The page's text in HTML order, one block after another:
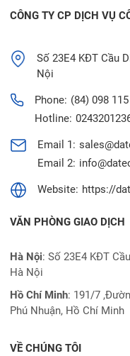
CÔNG TY CP DỊCH VỤ
Số 23E4 KĐT Cầu
Nội
Phone: (84) 098
Hotline:
Email 1:
Email 2:
Website: https://
VĂN PHÒNG GIAO DỊCH
Hà Nội: Số 23E4 KĐT
Hà Nội
Hồ Chí Minh: 191/7
Phú Nhuận, Hồ Chí Minh
VỀ CHÚNG TÔI